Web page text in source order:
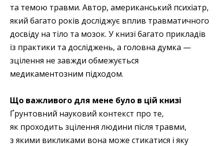
та темою травми. Автор, американський психіатр,
який багато років досліджує вплив травматичного
досвіду на тіло та мозок. У книзі багато прикладів
із практики та досліджень, а головна думка —
зцілення не завжди обмежується
медикаментозним підходом.
Що важливого для мене було в цій книзі
Ґрунтовний науковий контекст про те,
як проходить зцілення людини після травми,
з якими викликами вона може стикатися і яку